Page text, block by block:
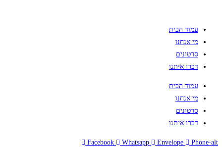
עמוד הבית
מי אנחנו
סרטונים
דברו איתנו
עמוד הבית
מי אנחנו
סרטונים
דברו איתנו
Facebook Whatsapp Envelope Phone-alt